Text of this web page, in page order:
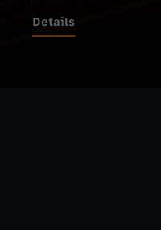
Details